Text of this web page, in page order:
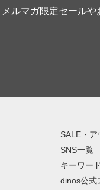
メルマガ限定セール
SALE・ア
SNS一覧
キーワー
dinos公式